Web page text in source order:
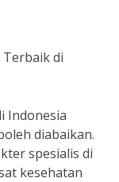
di
Indonesia
diabaikan.
spesialis di
kesehatan